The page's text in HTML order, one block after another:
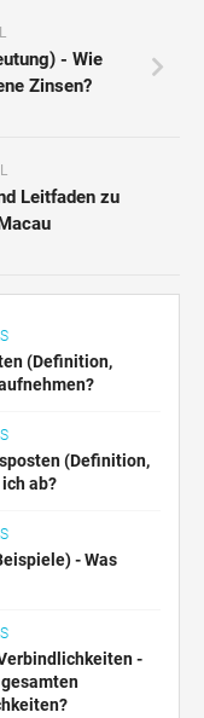
- Wie
Zinsen?
Leitfaden zu
(Definition,
(Definition,
ab?
- Was
-